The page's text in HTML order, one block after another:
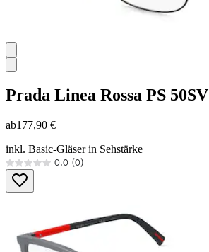
Prada Linea Rossa PS 50SV
ab177,90 €
inkl. Basic-Gläser in Sehstärke
0.0 (0)
0.0
von
5